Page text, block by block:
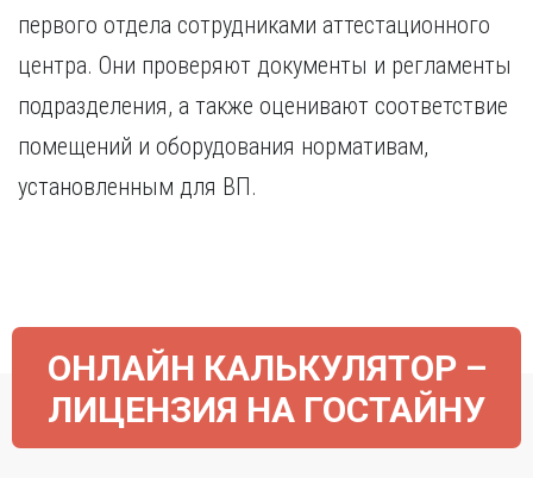
первого отдела сотрудниками аттестационного
центра. Они проверяют документы и регламенты
подразделения, а также оценивают соответствие
помещений и оборудования нормативам,
установленным для ВП.
ОНЛАЙН КАЛЬКУЛЯТОР –
ЛИЦЕНЗИЯ НА ГОСТАЙНУ